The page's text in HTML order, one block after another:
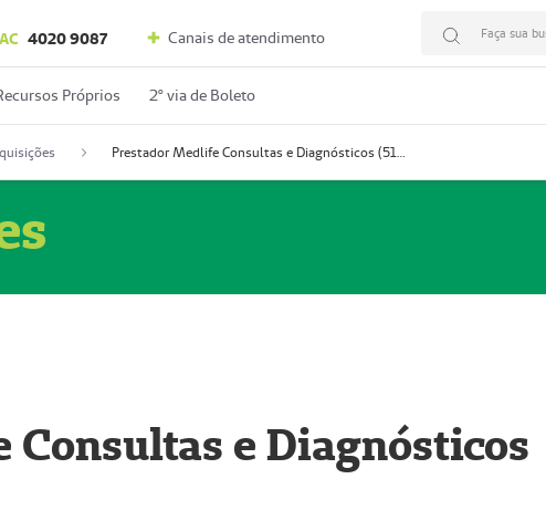
4020 9087 Canais de atendimento Faça sua
Próprios 2º via de Boleto
Prestador Medlife Consultas e Diagnósticos (51004334-2)
e Diagnósticos